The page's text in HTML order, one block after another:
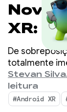
XR:
De
totalmente
XR está se
Samsung
Stevan Silva
leitura
#Android XR